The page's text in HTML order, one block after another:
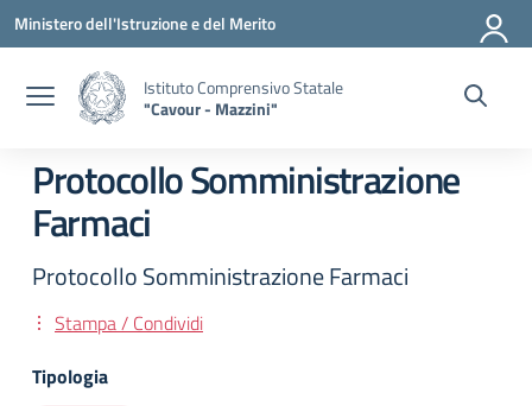
Vai ai contenuti
Vai al menu di navigazione
Vai al footer
Ministero dell'Istruzione e del Merito
Istituto Comprensivo Statale
"Cavour - Mazzini"
Protocollo Somministrazione
Farmaci
Protocollo Somministrazione Farmaci
Stampa / Condividi
Tipologia